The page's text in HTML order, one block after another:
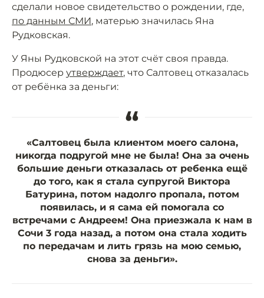
сделали новое свидетельство о рождении, где,
по данным СМИ, матерью значилась Яна
Рудковская.
У Яны Рудковской на этот счёт своя правда.
Продюсер утверждает, что Салтовец отказалась
от ребёнка за деньги:
“
«Салтовец была клиентом моего салона,
никогда подругой мне не была! Она за очень
большие деньги отказалась от ребенка ещё
до того, как я стала супругой Виктора
Батурина, потом надолго пропала, потом
появилась, и я сама ей помогала со
встречами с Андреем! Она приезжала к нам в
Сочи 3 года назад, а потом она стала ходить
по передачам и лить грязь на мою семью,
снова за деньги».